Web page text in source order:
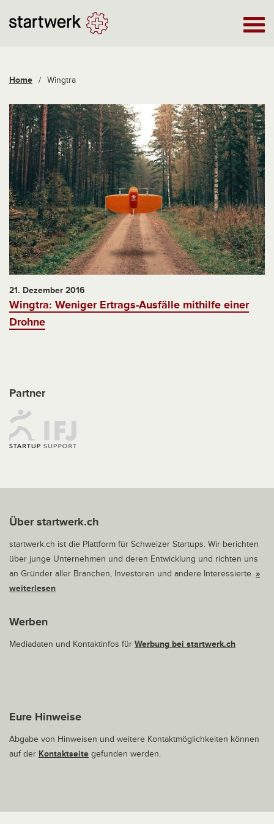
Home / Wingtra
21. Dezember 2016
Wingtra: Weniger Ertrags-Ausfälle mithilfe einer
Drohne
Partner
Über startwerk.ch
startwerk.ch ist die Plattform für Schweizer Startups. Wir berichten
über junge Unternehmen und deren Entwicklung und richten uns
an Gründer aller Branchen, Investoren und andere Interessierte. »
weiterlesen
Werben
Mediadaten und Kontaktinfos für Werbung bei startwerk.ch
Eure Hinweise
Abgabe von Hinweisen und weitere Kontaktmöglichkeiten können
auf der Kontaktseite gefunden werden.